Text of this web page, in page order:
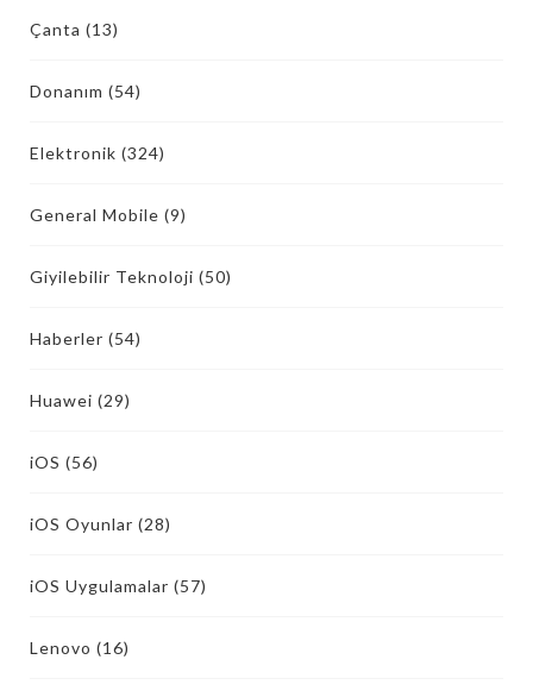
Çanta (13)
Donanım (54)
Elektronik (324)
General Mobile (9)
Giyilebilir Teknoloji (50)
Haberler (54)
Huawei (29)
iOS (56)
iOS Oyunlar (28)
iOS Uygulamalar (57)
Lenovo (16)